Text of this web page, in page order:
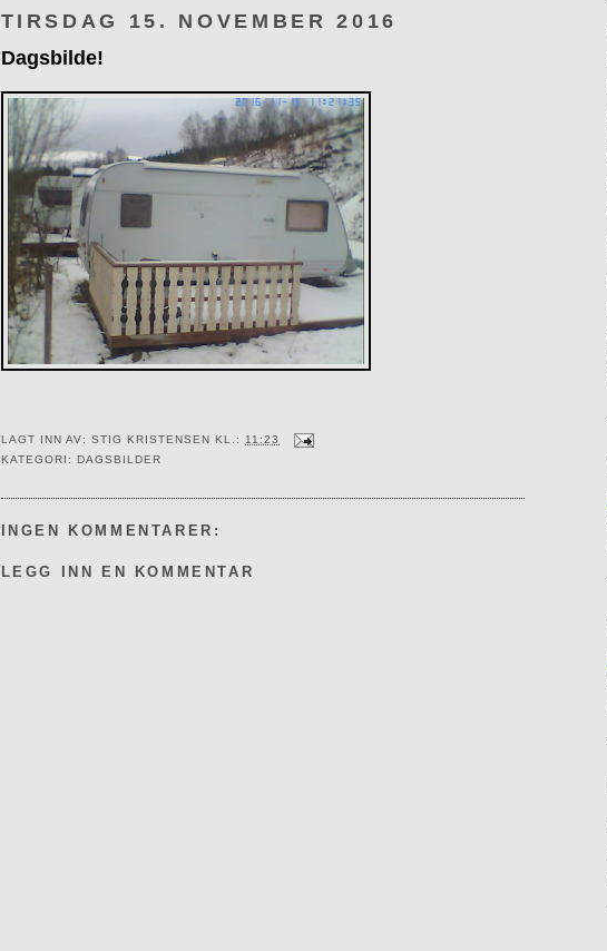
TIRSDAG 15. NOVEMBER 2016
Dagsbilde!
LAGT INN AV: STIG KRISTENSEN KL.: 11:23
KATEGORI:
DAGSBILDER
INGEN KOMMENTARER:
LEGG INN EN KOMMENTAR